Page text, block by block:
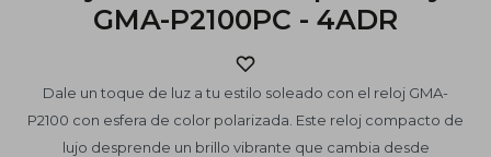
GMA-P2100PC - 4ADR
Dale un toque de luz a tu estilo soleado con el reloj GMA-
P2100 con esfera de color polarizada. Este reloj compacto de
lujo desprende un brillo vibrante que cambia desde